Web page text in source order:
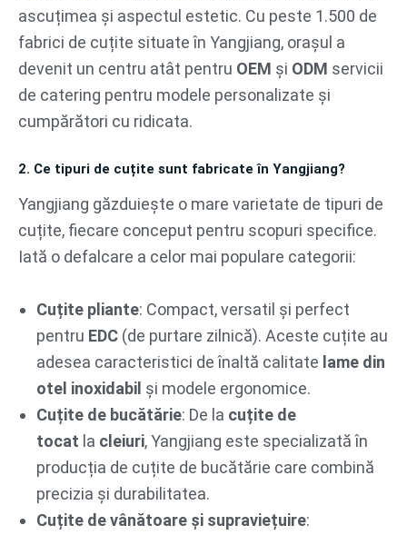
ascuțimea și aspectul estetic. Cu peste 1.500 de
fabrici de cuțite situate în Yangjiang, orașul a
devenit un centru atât pentru OEM şi ODM servicii
de catering pentru modele personalizate și
cumpărători cu ridicata.
2. Ce tipuri de cuțite sunt fabricate în Yangjiang?
Yangjiang găzduiește o mare varietate de tipuri de
cuțite, fiecare conceput pentru scopuri specifice.
Iată o defalcare a celor mai populare categorii:
Cuțite pliante: Compact, versatil și perfect
pentru EDC (de purtare zilnică). Aceste cuțite au
adesea caracteristici de înaltă calitate lame din
otel inoxidabil și modele ergonomice.
Cuțite de bucătărie: De la cuțite de
tocat la cleiuri, Yangjiang este specializată în
producția de cuțite de bucătărie care combină
precizia și durabilitatea.
Cuțite de vânătoare și supraviețuire: